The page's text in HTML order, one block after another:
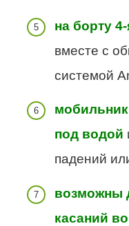
на борту
вместе с
системой
под водой
падений
возможны
касаний